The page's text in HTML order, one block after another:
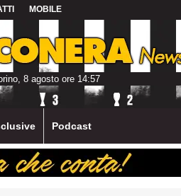
MOBILE
8 agosto ore 14:57
Podcast